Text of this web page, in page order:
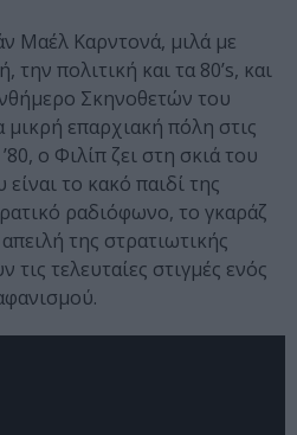
Μαέλ Καρντονά, μιλά με
την πολιτική και τα 80’s, και
Σκηνοθετών του
επαρχιακή πόλη στις
ο Φιλίπ ζει στη σκιά του
το κακό παιδί της
ραδιόφωνο, το γκαράζ
της στρατιωτικής
τις τελευταίες στιγμές ενός